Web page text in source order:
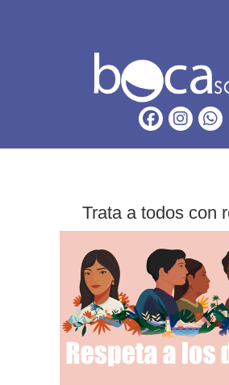
Trata a todos con